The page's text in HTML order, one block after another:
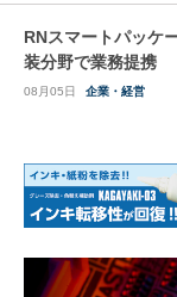
RNスマートパッケ
装分野で業務提携
08月05日 企業・経営